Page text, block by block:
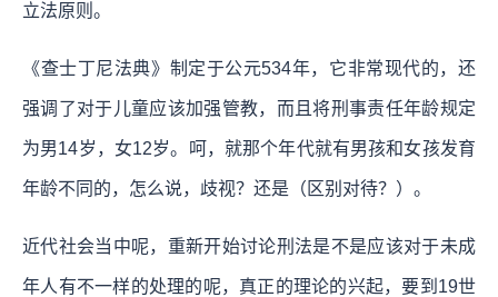
立法原则。
《查士丁尼法典》制定于公元534年，它非常现代的，还
强调了对于儿童应该加强管教，而且将刑事责任年龄规定
为男14岁，女12岁。呵，就那个年代就有男孩和女孩发育
年龄不同的，怎么说，歧视？还是（区别对待？）。
近代社会当中呢，重新开始讨论刑法是不是应该对于未成
年人有不一样的处理的呢，真正的理论的兴起，要到19世